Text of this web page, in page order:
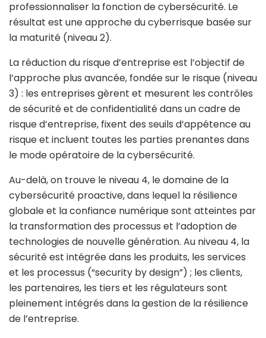
professionnaliser la fonction de cybersécurité. Le
résultat est une approche du cyberrisque basée sur
la maturité (niveau 2).
La réduction du risque d’entreprise est l’objectif de
l’approche plus avancée, fondée sur le risque (niveau
3) : les entreprises gèrent et mesurent les contrôles
de sécurité et de confidentialité dans un cadre de
risque d’entreprise, fixent des seuils d’appétence au
risque et incluent toutes les parties prenantes dans
le mode opératoire de la cybersécurité.
Au-delà, on trouve le niveau 4, le domaine de la
cybersécurité proactive, dans lequel la résilience
globale et la confiance numérique sont atteintes par
la transformation des processus et l’adoption de
technologies de nouvelle génération. Au niveau 4, la
sécurité est intégrée dans les produits, les services
et les processus (“security by design”) ; les clients,
les partenaires, les tiers et les régulateurs sont
pleinement intégrés dans la gestion de la résilience
de l’entreprise.